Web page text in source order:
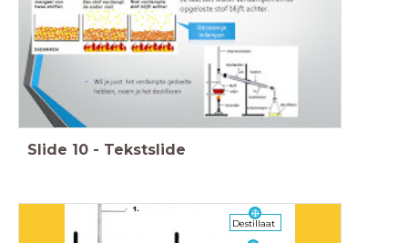
Slide 10 - Tekstslide
Destillaat